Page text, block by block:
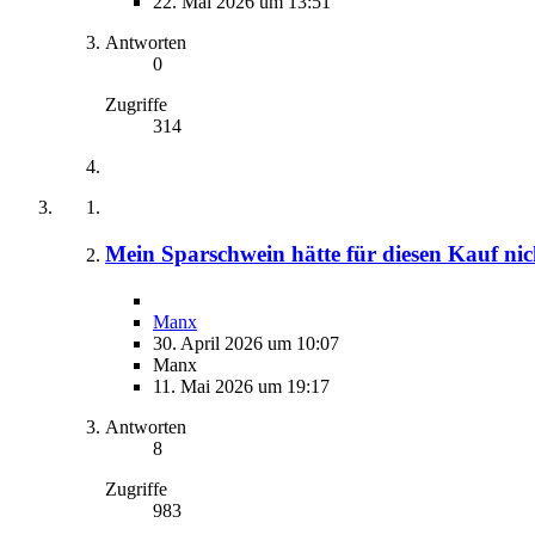
Antworten
0
Zugriffe
314
Mein Sparschwein hätte für diesen Kauf
Manx
30. April 2026 um 10:07
Manx
11. Mai 2026 um 19:17
Antworten
8
Zugriffe
983